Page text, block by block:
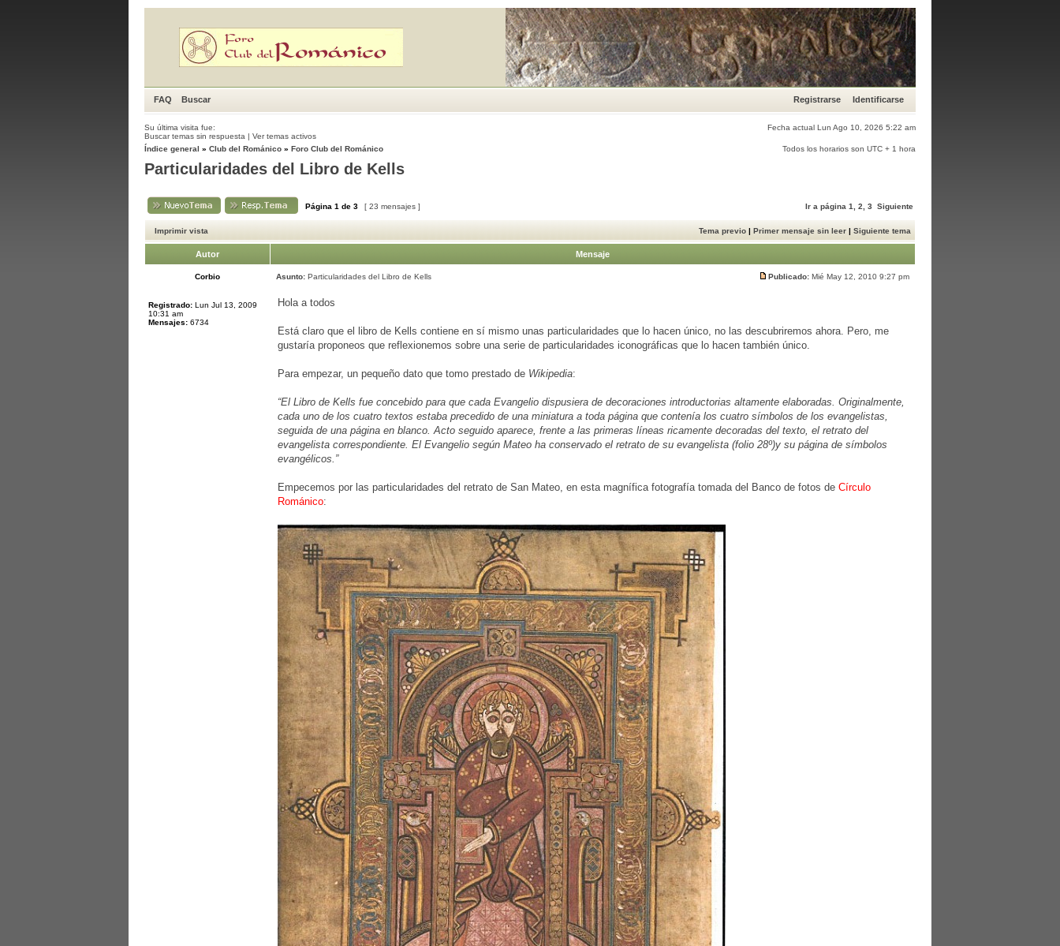
FAQ Buscar Registrarse Identificarse
Su última visita fue:
Fecha actual Lun Ago 10, 2026 5:22 am
Buscar temas sin respuesta | Ver temas activos
Índice general » Club del Románico » Foro Club del Románico Todos los horarios son UTC + 1 hora
Particularidades del Libro de Kells
Página 1 de 3 [ 23 mensajes ] Ir a página 1 2 3 Siguiente
Imprimir vista Tema previo | Primer mensaje sin leer | Siguiente tema
Autor Mensaje
Corbio Asunto: Particularidades del Libro de Kells Publicado: Mié May 12, 2010 9:27 pm
Registrado: Lun Jul 13, 2009
10:31 am
Mensajes: 6734
Hola a todos
Está claro que el libro de Kells contiene en sí mismo unas particularidades que lo hacen único, no las descubriremos ahora. Pero, me
gustaría proponeos que reflexionemos sobre una serie de particularidades iconográficas que lo hacen también único.
Para empezar, un pequeño dato que tomo prestado de Wikipedia:
“El Libro de Kells fue concebido para que cada Evangelio dispusiera de decoraciones introductorias altamente elaboradas. Originalmente,
cada uno de los cuatro textos estaba precedido de una miniatura a toda página que contenía los cuatro símbolos de los evangelistas,
seguida de una página en blanco. Acto seguido aparece, frente a las primeras líneas ricamente decoradas del texto, el retrato del
evangelista correspondiente. El Evangelio según Mateo ha conservado el retrato de su evangelista (folio 28º)y su página de símbolos
evangélicos.”
Empecemos por las particularidades del retrato de San Mateo, en esta magnífica fotografía tomada del Banco de fotos de Círculo
Románico: